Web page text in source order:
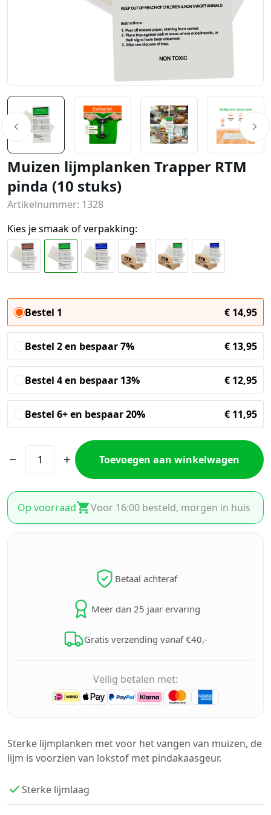
Muizen lijmplanken Trapper RTM
pinda (10 stuks)
Artikelnummer: 1328
Kies je smaak of verpakking:
Bestel 1 € 14,95
Bestel 2 en bespaar 7% € 13,95
Bestel 4 en bespaar 13% € 12,95
Bestel 6+ en bespaar 20% € 11,95
Toevoegen aan winkelwagen
Op voorraad Voor 16:00 besteld, morgen in huis
Betaal achteraf
Meer dan 25 jaar ervaring
Gratis verzending vanaf €40,-
Veilig betalen met:
Sterke lijmplanken met voor het vangen van muizen, de
lijm is voorzien van lokstof met pindakaasgeur.
Sterke lijmlaag